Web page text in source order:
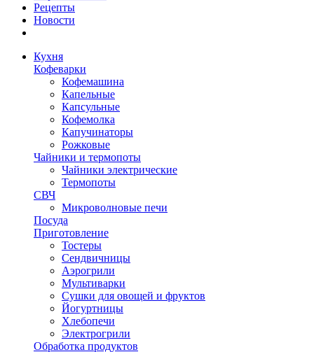
Рецепты
Новости
Кухня
Кофеварки
Кофемашина
Капельные
Капсульные
Кофемолка
Капучинаторы
Рожковые
Чайники и термопоты
Чайники электрические
Термопоты
СВЧ
Микроволновые печи
Посуда
Приготовление
Тостеры
Сендвичницы
Аэрогрили
Мультиварки
Сушки для овощей и фруктов
Йогуртницы
Хлебопечи
Электрогрили
Обработка продуктов